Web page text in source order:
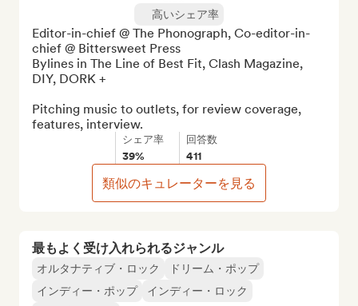
最もよく受け入れられるジャンル
オルタナティブ・ロック
ドリーム・ポップ
インディー・ポップ
インディー・ロック
高いシェア率
Editor-in-chief @ The Phonograph, Co-editor-in-
chief @ Bittersweet Press
Bylines in The Line of Best Fit, Clash Magazine,
DIY, DORK +
Pitching music to outlets, for review coverage,
features, interview.
シェア率
39%
回答数
411
類似のキュレーターを見る